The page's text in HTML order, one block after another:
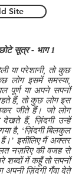
Site
सूत्र - भाग 1
या परेशानी, तो कुछ
लोग इसमें समस्या,
पूर्ण या अपने सपनों
हैं, तो कुछ लोग इस
जीते हैं। जो लोग
देखते हैं, ज़िंदगी उन्हें
है, ‘ज़िंदगी बिलकुल
इसीलिए मैं अक्सर
नज़रिए की वजह से
शब्दों में कहूँ तो सपनों
ज़िंदगी गँवा देते